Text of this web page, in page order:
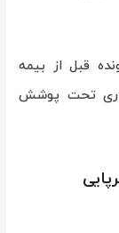
قبل از بیمه
تحت پوشش